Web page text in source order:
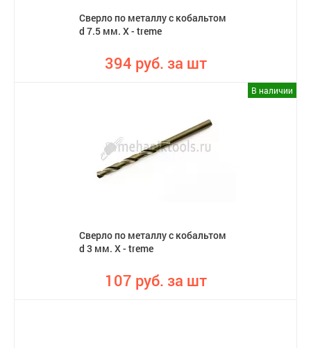
Сверло по металлу с кобальтом
d 7.5 мм. X - treme
394 руб. за шт
В наличии
Сверло по металлу с кобальтом
d 3 мм. X - treme
107 руб. за шт